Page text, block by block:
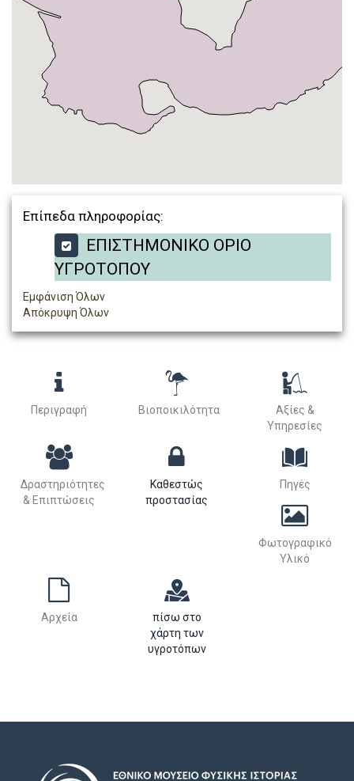
Επίπεδα πληροφορίας:
ΕΠΙΣΤΗΜΟΝΙΚΟ ΟΡΙΟ
ΥΓΡΟΤΟΠΟΥ
Εμφάνιση Όλων
Απόκρυψη Όλων
Περιγραφή Βιοποικιλότητα
Αξίες &
Υπηρεσίες
Δραστηριότητες
& Επιπτώσεις
Καθεστώς
προστασίας
Πηγές
Φωτογραφικό
Υλικό
Αρχεία
πίσω στο
χάρτη των
υγροτόπων